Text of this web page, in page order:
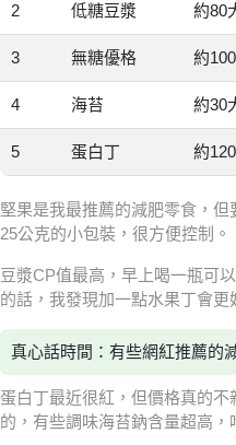
2 低糖豆漿 約80
3 無糖優格 約
4 海苔 約30
5 蛋白丁 約
堅果是我最推薦的減肥零食，
25公克的小包裝，很方便控制。
豆漿CP值最高，早上喝一瓶可
的話，我發現加一點水果丁會更
真心話時間：有些網紅推薦的
蛋白丁最近很紅，但價格真的
的，有些調味海苔鈉含量超高，